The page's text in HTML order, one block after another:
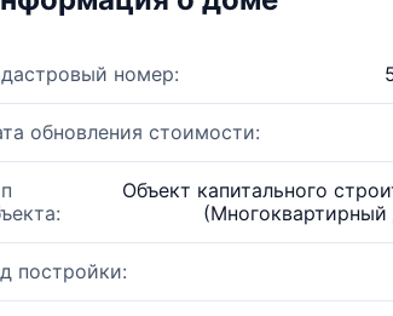
номер:
обновления стоимости:
Объект капитального
постройки: